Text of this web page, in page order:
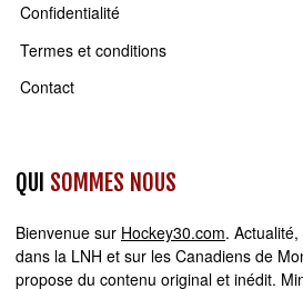
Confidentialité
Termes et conditions
Contact
QUI SOMMES NOUS
Bienvenue sur Hockey30.com.
dans la LNH et sur les Canadiens de
propose du contenu original et inédit.